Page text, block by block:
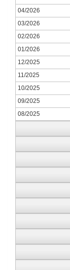
04/2026
03/2026
02/2026
01/2026
12/2025
11/2025
10/2025
09/2025
08/2025